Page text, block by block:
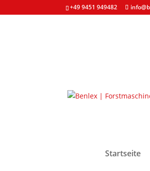
+49 9451 949482
Startseite